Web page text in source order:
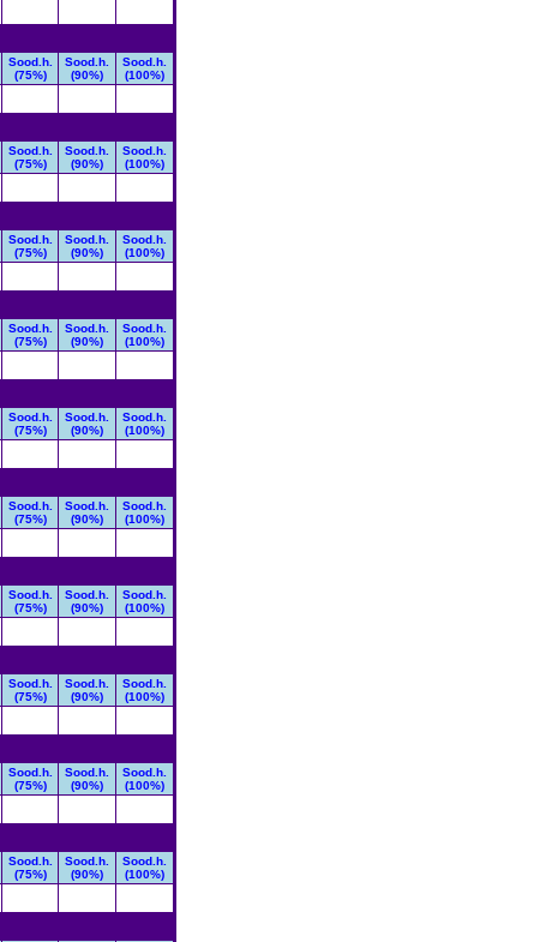
Sood.h.
(75%)
Sood.h.
(90%)
Sood.h.
(100%)
Sood.h.
(75%)
Sood.h.
(90%)
Sood.h.
(100%)
Sood.h.
(75%)
Sood.h.
(90%)
Sood.h.
(100%)
Sood.h.
(75%)
Sood.h.
(90%)
Sood.h.
(100%)
Sood.h.
(75%)
Sood.h.
(90%)
Sood.h.
(100%)
Sood.h.
(75%)
Sood.h.
(90%)
Sood.h.
(100%)
Sood.h.
(75%)
Sood.h.
(90%)
Sood.h.
(100%)
Sood.h.
(75%)
Sood.h.
(90%)
Sood.h.
(100%)
Sood.h.
(75%)
Sood.h.
(90%)
Sood.h.
(100%)
Sood.h.
(75%)
Sood.h.
(90%)
Sood.h.
(100%)